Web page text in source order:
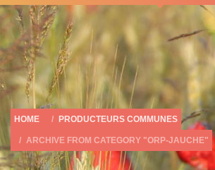
HOME PRODUCTEURS COMMUNES
ARCHIVE FROM CATEGORY "ORP-JAUCHE"